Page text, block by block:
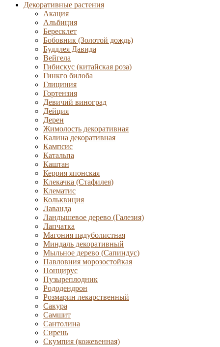
Декоративные растения
Акация
Альбиция
Бересклет
Бобовник (Золотой дождь)
Буддлея Давида
Вейгела
Гибискус (китайская роза)
Гинкго билоба
Глициния
Гортензия
Девичий виноград
Дейция
Дерен
Жимолость декоративная
Калина декоративная
Кампсис
Катальпа
Каштан
Керрия японская
Клекачка (Стафилея)
Клематис
Кольквиция
Лаванда
Ландышевое дерево (Галезия)
Лапчатка
Магония падуболистная
Миндаль декоративный
Мыльное дерево (Сапиндус)
Павловния морозостойкая
Понцирус
Пузыреплодник
Рододендрон
Розмарин лекарственный
Сакура
Самшит
Сантолина
Сирень
Скумпия (кожевенная)